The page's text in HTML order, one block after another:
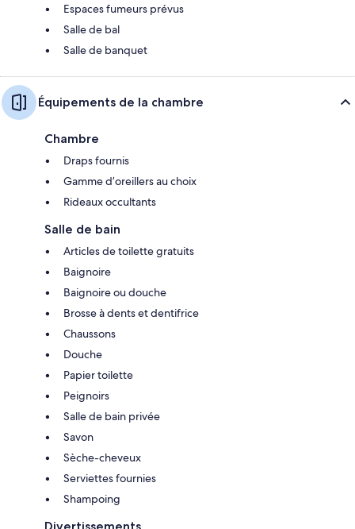
Espaces fumeurs prévus
Salle de bal
Salle de banquet
Équipements de la chambre
Chambre
Draps fournis
Gamme d’oreillers au choix
Rideaux occultants
Salle de bain
Articles de toilette gratuits
Baignoire
Baignoire ou douche
Brosse à dents et dentifrice
Chaussons
Douche
Papier toilette
Peignoirs
Salle de bain privée
Savon
Sèche-cheveux
Serviettes fournies
Shampoing